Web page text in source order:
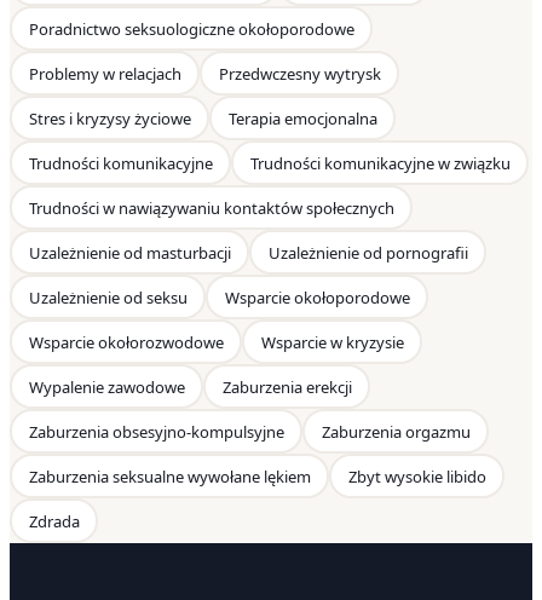
Poradnictwo seksuologiczne okołoporodowe
Problemy w relacjach Przedwczesny wytrysk
Stres i kryzysy życiowe Terapia emocjonalna
Trudności komunikacyjne Trudności komunikacyjne w związku
Trudności w nawiązywaniu kontaktów społecznych
Uzależnienie od masturbacji Uzależnienie od pornografii
Uzależnienie od seksu Wsparcie okołoporodowe
Wsparcie okołorozwodowe Wsparcie w kryzysie
Wypalenie zawodowe Zaburzenia erekcji
Zaburzenia obsesyjno-kompulsyjne Zaburzenia orgazmu
Zaburzenia seksualne wywołane lękiem Zbyt wysokie libido
Zdrada